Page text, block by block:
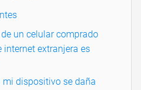
un celular comprado
internet extranjera es
mi dispositivo se daña